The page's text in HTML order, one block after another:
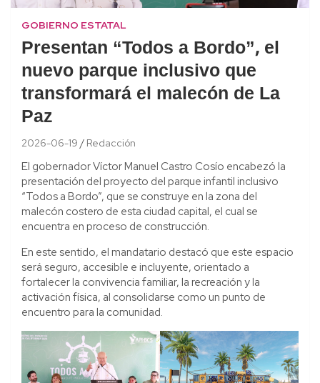
GOBIERNO ESTATAL
Presentan “Todos a Bordo”, el
nuevo parque inclusivo que
transformará el malecón de La
Paz
2026-06-19 Redacción
El gobernador Víctor Manuel Castro Cosío encabezó la
presentación del proyecto del parque infantil inclusivo
“Todos a Bordo”, que se construye en la zona del
malecón costero de esta ciudad capital, el cual se
encuentra en proceso de construcción.
En este sentido, el mandatario destacó que este espacio
será seguro, accesible e incluyente, orientado a
fortalecer la convivencia familiar, la recreación y la
activación física, al consolidarse como un punto de
encuentro para la comunidad.